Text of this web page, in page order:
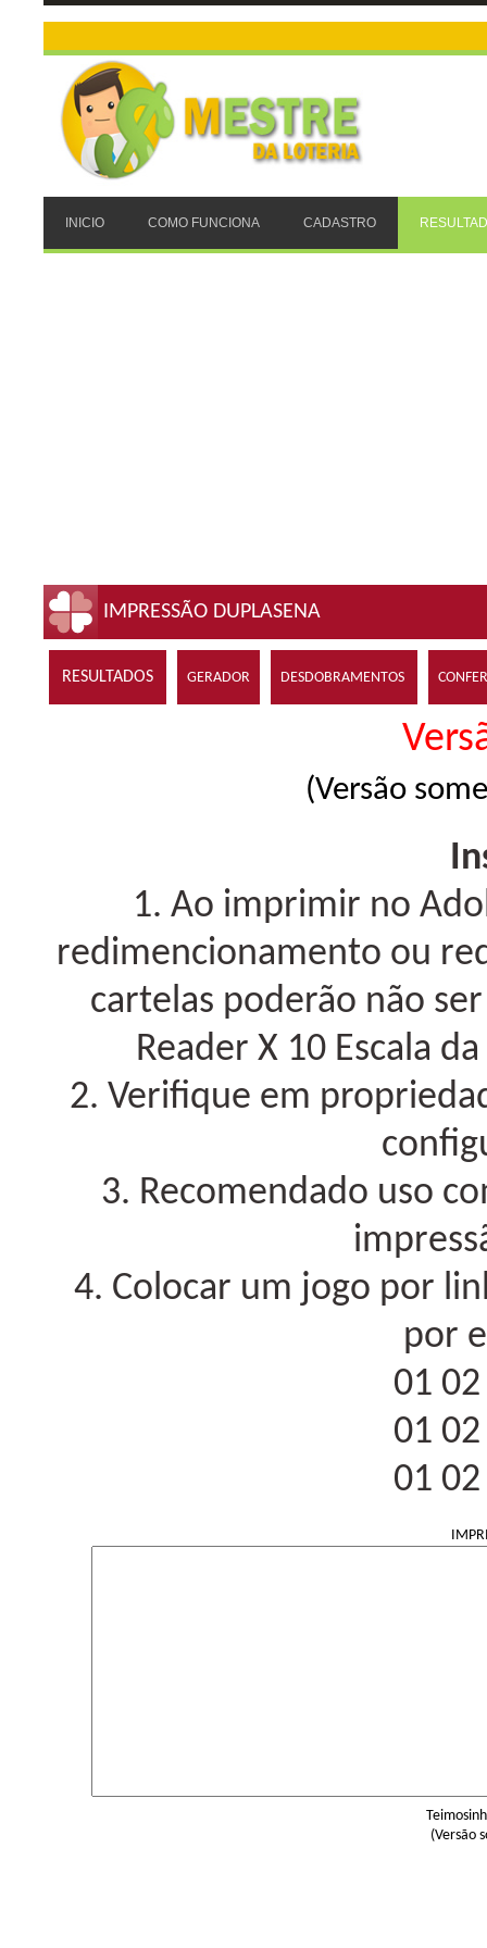
INICIO COMO FUNCIONA CADASTRO
IMPRESSÃO DUPLASENA
RESULTADOS GERADOR DESDOBRAMENTOS
(Versão
1. Ao imprimir no
redimencionamento ou
cartelas poderão não
Reader X 10 Escala
2. Verifique em
3. Recomendado uso
4. Colocar um jogo por
por
01
01
01
(Versão